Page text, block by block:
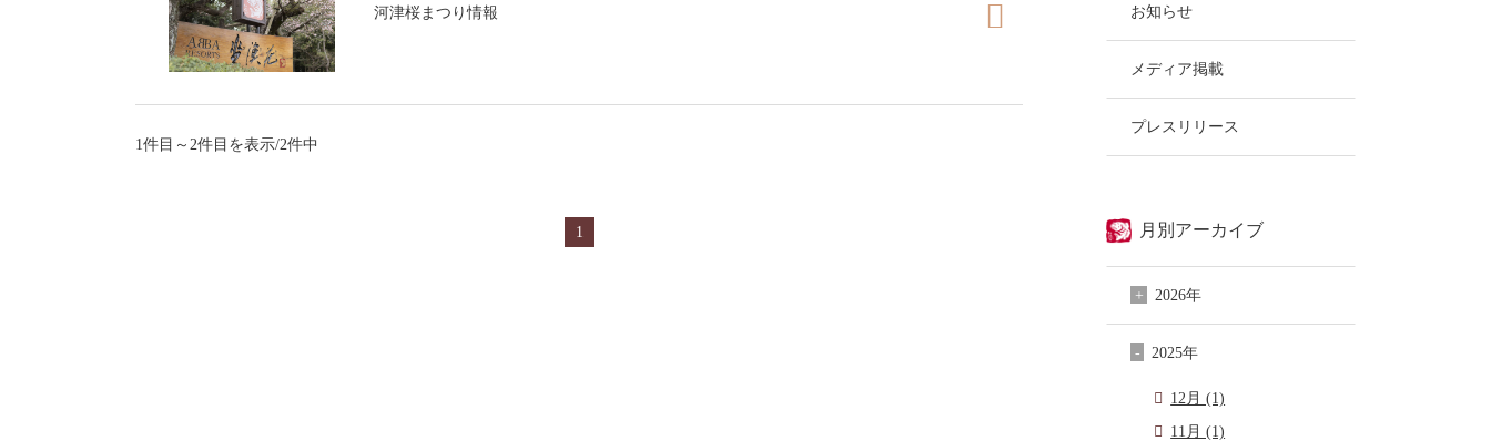
河津桜まつり情報
1件目～2件目を表示/2件中
1
お知らせ
メディア掲載
プレスリリース
月別アーカイブ
2026年
2025年
12月 (1)
11月 (1)